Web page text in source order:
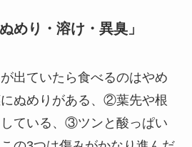
めり・溶け・異臭」
出ていたら食べるのはやめ
ぬめりがある、②葉先や根
ている、③ツンと酸っぱい